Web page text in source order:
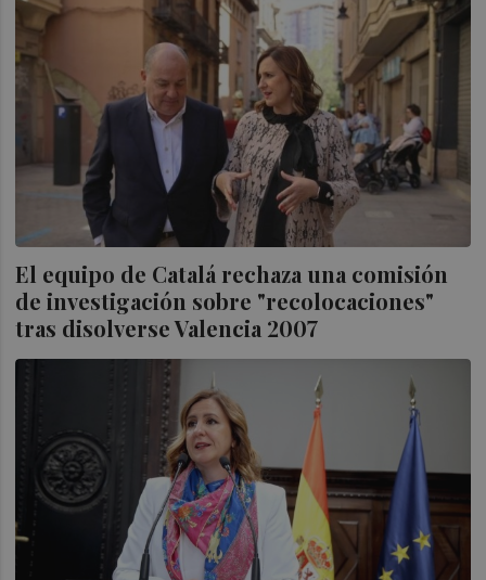
El equipo de Catalá rechaza una comisión
de investigación sobre "recolocaciones"
tras disolverse Valencia 2007